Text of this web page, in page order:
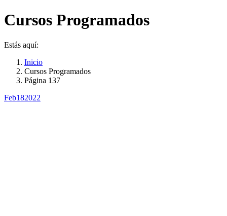
Cursos Programados
Estás aquí:
Inicio
Cursos Programados
Página 137
Feb182022